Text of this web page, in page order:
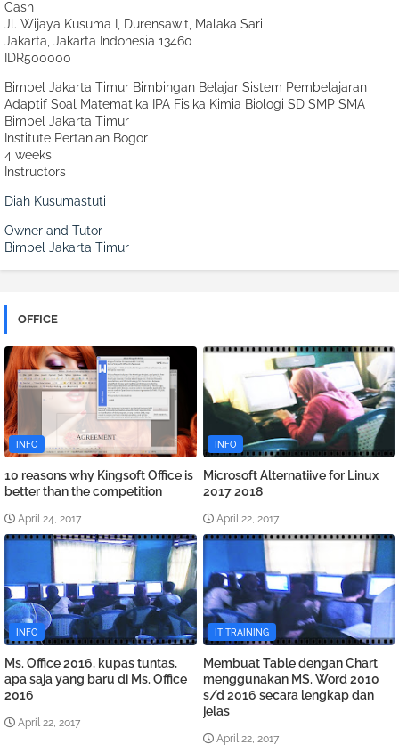
Cash
Jl. Wijaya Kusuma I, Durensawit, Malaka Sari
Jakarta Jakarta Indonesia 13460
IDR500000
Bimbel Jakarta Timur Bimbingan Belajar Sistem Pembelajaran
Adaptif Soal Matematika IPA Fisika Kimia Biologi SD SMP SMA
Bimbel Jakarta Timur
Institute Pertanian Bogor
4 weeks
Instructors
Diah Kusumastuti
Owner and Tutor
Bimbel Jakarta Timur
OFFICE
INFO
10 reasons why Kingsoft Office is
better than the competition
April 24, 2017
INFO
Microsoft Alternatiive for Linux
2017 2018
April 22, 2017
INFO
Ms. Office 2016, kupas tuntas,
apa saja yang baru di Ms. Office
2016
April 22, 2017
IT TRAINING
Membuat Table dengan Chart
menggunakan MS. Word 2010
s/d 2016 secara lengkap dan
jelas
April 22, 2017